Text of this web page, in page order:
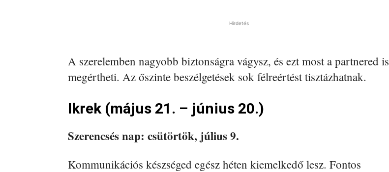
Hirdetés
A szerelemben nagyobb biztonságra vágysz, és ezt most a partnered is
megértheti. Az őszinte beszélgetések sok félreértést tisztázhatnak.
Ikrek (május 21. – június 20.)
Szerencsés nap: csütörtök, július 9.
Kommunikációs készséged egész héten kiemelkedő lesz. Fontos